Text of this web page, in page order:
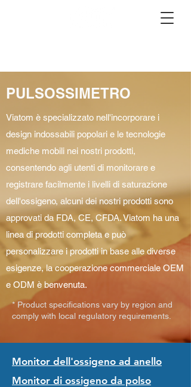
PULSOSSIMETRO
Viatom è specializzato nell'incorporare i
design indossabili popolari e le tecnologie
mediche mobili nei nostri prodotti,
consentendo agli utenti di monitorare e
registrare facilmente i livelli di saturazione
dell'ossigeno, alcuni dei nostri prodotti sono
approvati da FDA, CE, CFDA. Viatom ha una
linea di prodotti completa e può
personalizzare i prodotti in base alle diverse
esigenze, la cooperazione commerciale OEM
e ODM è benvenuta.
* Product specifications vary by region and
comply with local regulatory requirements.
Monitor dell'ossigeno ad anello
Monitor di ossigeno da polso